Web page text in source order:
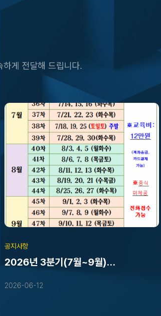
게 전달해 드립니다.
공지사항
2026년 3분기(7월~9월)
2026-06-12